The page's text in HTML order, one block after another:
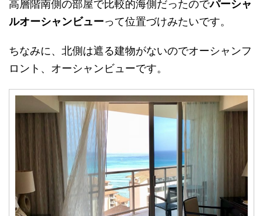
高層階南側の部屋で比較的海側だったのでパーシャ
ルオーシャンビューって位置づけみたいです。
ちなみに、北側は遮る建物がないのでオーシャンフ
ロント、オーシャンビューです。